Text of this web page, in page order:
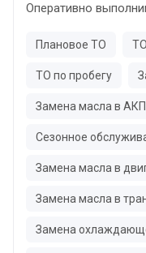
Оперативно
Плановое ТО
ТО по пробегу
Замена масла в
Сезонное
Замена масла в
Замена масла в
Замена